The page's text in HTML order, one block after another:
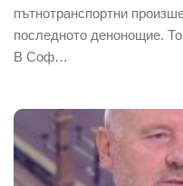
пътнотранспортни
последното денонощие.
В Соф…